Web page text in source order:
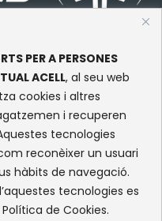
PER A PERSONES
ACELL, al seu web
cookies i altres
i recuperen
tecnologies
reconèixer un usuari
hàbits de navegació.
tecnologies es
de Cookies.
S/N